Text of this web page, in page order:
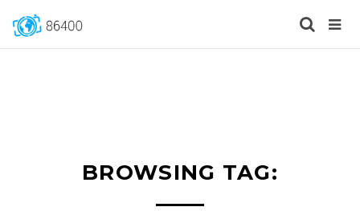
BROWSING TAG: